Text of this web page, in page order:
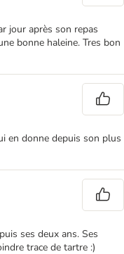
jour après son repas
bonne haleine. Tres bon
en donne depuis son plus
ses deux ans. Ses
trace de tartre :)